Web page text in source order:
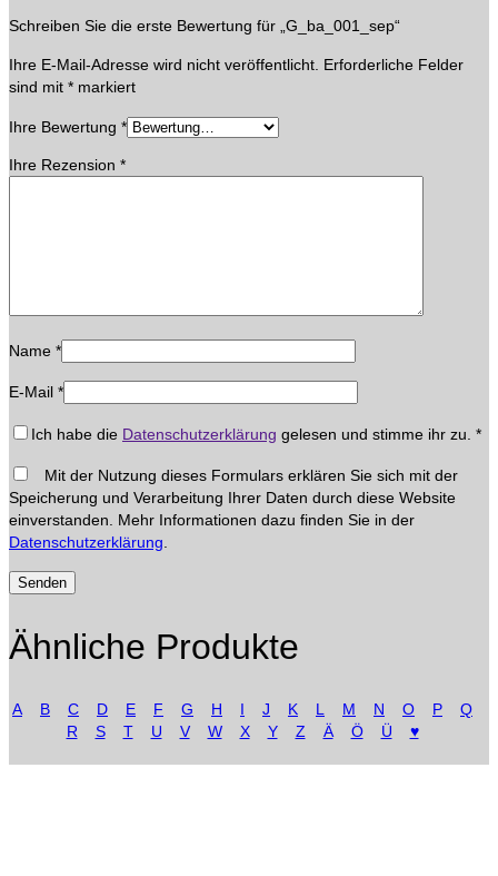
Schreiben Sie die erste Bewertung für „G_ba_001_sep“
Ihre E-Mail-Adresse wird nicht veröffentlicht. Erforderliche Felder
sind mit * markiert
Ihre Bewertung *
Ihre Rezension *
Name *
E-Mail *
Ich habe die Datenschutzerklärung gelesen und stimme ihr zu. *
Mit der Nutzung dieses Formulars erklären Sie sich mit der
Speicherung und Verarbeitung Ihrer Daten durch diese Website
einverstanden. Mehr Informationen dazu finden Sie in der
Datenschutzerklärung
Ähnliche Produkte
A B C D E F G H I J K L M N O P
Q
R
S T U V W X Y Z Ä Ö Ü ♥